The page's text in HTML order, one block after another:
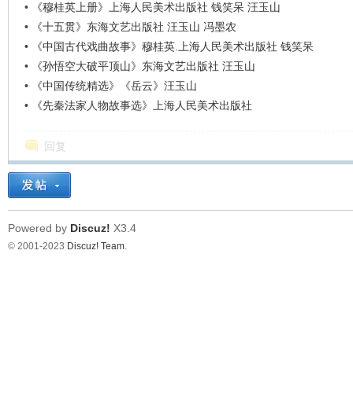
•
《穆桂英上册》上海人民美术出版社 钱笑呆 汪玉山
•
《十五贯》东海文艺出版社 汪玉山 冯墨农
•
《中国古代戏曲故事》穆桂英.上海人民美术出版社 钱笑呆
•
《孙悟空大破平顶山》东海文艺出版社 汪玉山
•
《中国传统精选》《岳云》汪玉山
•
《先秦法家人物故事选》上海人民美术出版社
回复
Powered by Discuz! X3.4
© 2001-2023 Discuz! Team.